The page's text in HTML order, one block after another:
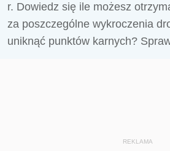
r. Dowiedz się ile możesz
za poszczególne wykroczenia
uniknąć punktów karnych?
REKLAMA